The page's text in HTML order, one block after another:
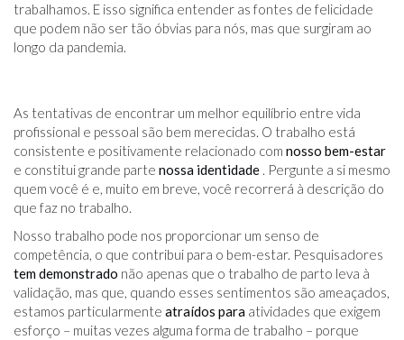
trabalhamos. E isso significa entender as fontes de felicidade
que podem não ser tão óbvias para nós, mas que surgiram ao
longo da pandemia.
As tentativas de encontrar um melhor equilíbrio entre vida
profissional e pessoal são bem merecidas. O trabalho está
consistente e positivamente relacionado com nosso bem-estar
e constitui grande parte nossa identidade . Pergunte a si mesmo
quem você é e, muito em breve, você recorrerá à descrição do
que faz no trabalho.
Nosso trabalho pode nos proporcionar um senso de
competência, o que contribui para o bem-estar. Pesquisadores
tem demonstrado não apenas que o trabalho de parto leva à
validação, mas que, quando esses sentimentos são ameaçados,
estamos particularmente atraídos para atividades que exigem
esforço – muitas vezes alguma forma de trabalho – porque